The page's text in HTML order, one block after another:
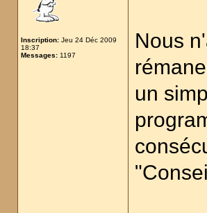
Inscription: Jeu 24 Déc 2009
18:37
Messages: 1197
Nous
un